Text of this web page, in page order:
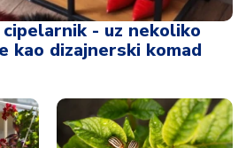
- uz nekoliko
kao dizajnerski komad